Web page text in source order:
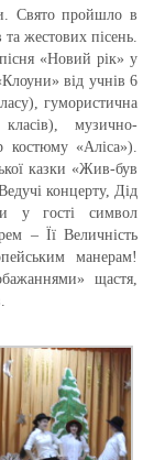
Свято пройшло в
жестових пісень.
«Новий рік» у
від учнів 6
гумористична
музично-
костюму «Аліса»).
казки «Жив-був
концерту, Дід
у гості символ
– Її Величність
манерам!
щастя,